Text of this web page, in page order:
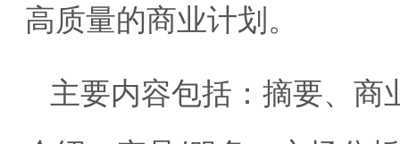
高质量的商业计划。
主要内容包括：摘要、商